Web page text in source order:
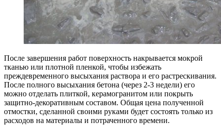
После завершения работ поверхность накрывается мокрой
тканью или плотной пленкой, чтобы избежать
преждевременного высыхания раствора и его растрескивания.
После полного высыхания бетона (через 2-3 недели) его
можно отделать плиткой, керамогранитом или покрыть
защитно-декоративным составом. Общая цена полученной
отмостки, сделанной своими руками будет состоять только из
расходов на материалы и потраченного времени.